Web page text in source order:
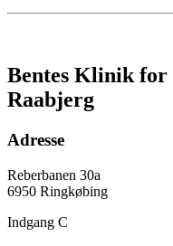
Bentes Klinik for
Raabjerg
Adresse
Reberbanen 30a
6950 Ringkøbing
Indgang C